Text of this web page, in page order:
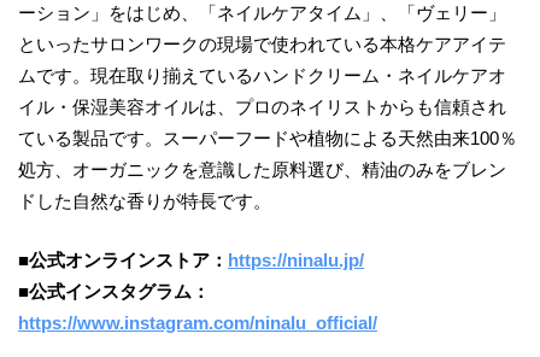
ーション」をはじめ、「ネイルケアタイム」、「ヴェリー」
といったサロンワークの現場で使われている本格ケアアイテ
ムです。現在取り揃えているハンドクリーム・ネイルケアオ
イル・保湿美容オイルは、プロのネイリストからも信頼され
ている製品です。スーパーフードや植物による天然由来100％
処方、オーガニックを意識した原料選び、精油のみをブレン
ドした自然な香りが特長です。
■公式オンラインストア： https://ninalu.jp/
■公式インスタグラム：
https://www.instagram.com/ninalu_official/